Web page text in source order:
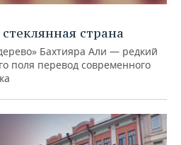
страна
Бахтияра Али — редкий
поля перевод современного